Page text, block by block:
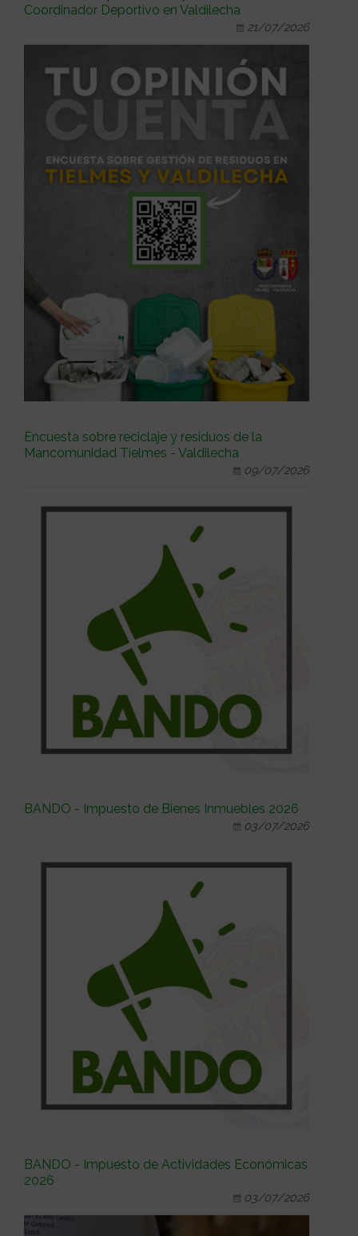
Coordinador Deportivo en Valdilecha
21/07/2026
Encuesta sobre reciclaje y residuos de la
Mancomunidad Tielmes - Valdilecha
09/07/2026
BANDO - Impuesto de Bienes Inmuebles 2026
03/07/2026
BANDO - Impuesto de Actividades Económicas
2026
03/07/2026